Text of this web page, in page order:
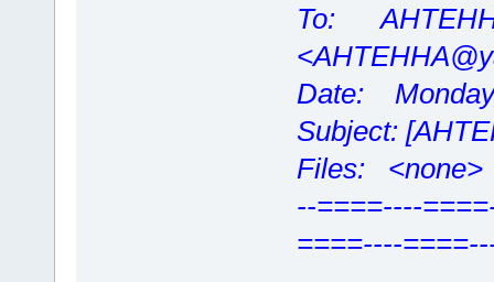
To:
Date:
Subject:
Files: <none>
--====----
====----